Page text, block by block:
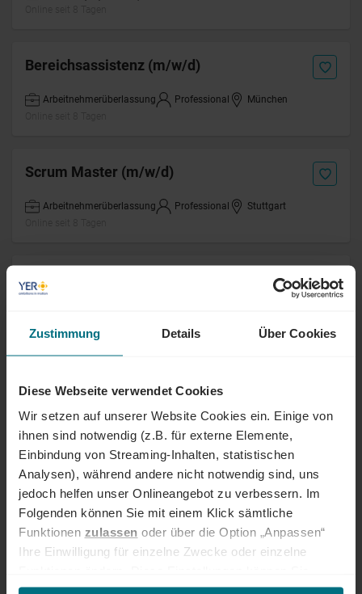
Zustimmung Details Über Cookies
Diese Webseite verwendet Cookies
Wir setzen auf unserer Website Cookies ein. Einige von
ihnen sind notwendig (z.B. für externe Elemente,
Einbindung von Streaming-Inhalten, statistischen
Analysen), während andere nicht notwendig sind, uns
jedoch helfen unser Onlineangebot zu verbessern. Im
Folgenden können Sie mit einem Klick sämtliche
Funktionen zulassen oder über die Option „Anpassen“
Ihre Einwilligung für einzelne Zwecke oder einzelne
jederzeit über unserenCookie-Hinweisaufrufen
Bereichsassistenz (m/w/d)
Arbeitnehmerüberlassung Professional
München
Scrum Master (m/w/d)
Arbeitnehmerüberlassung Professional
Stuttgart
System Engineer (m/w/d) Storage &
Infrastructure
Arbeitnehmerüberlassung
Professional
Niedernhall-Waldzimmern
Online seit 8 Tagen
Beteiligungscontroller (m/w/d)
Festanstellung Senior
Augsburg
Legal Assistant (m/w/d)
Festanstellung Professional
Frankfurt